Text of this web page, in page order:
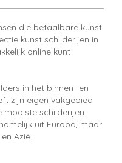
die betaalbare kunst
kunst schilderijen in
online kunt
in het binnen- en
zijn eigen vakgebied
mooiste schilderijen.
uit Europa, maar
Azië.